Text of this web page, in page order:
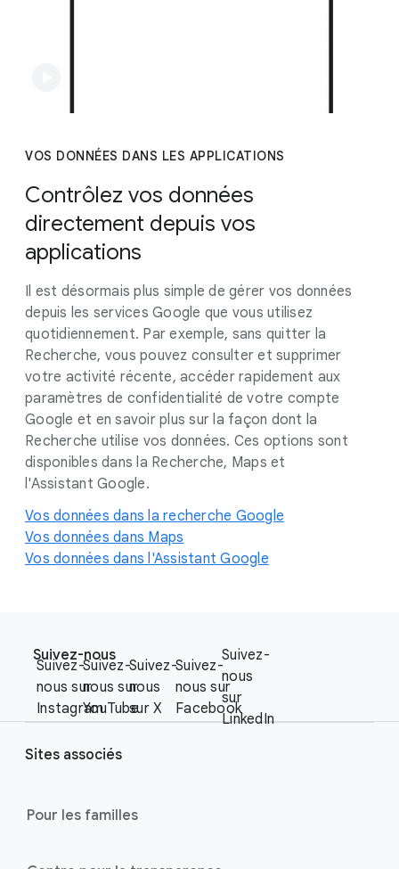
VOS DONNÉES DANS LES APPLICATIONS
Contrôlez vos données
directement depuis vos
applications
Il est désormais plus simple de gérer vos données
depuis les services Google que vous utilisez
quotidiennement. Par exemple, sans quitter la
Recherche, vous pouvez consulter et supprimer
votre activité récente, accéder rapidement aux
paramètres de confidentialité de votre compte
Google et en savoir plus sur la façon dont la
Recherche utilise vos données. Ces options sont
disponibles dans la Recherche, Maps et
l'Assistant Google.
Vos données dans la recherche Google
Vos données dans Maps
Vos données dans l'Assistant Google
e
o
c
l
d
Suivez-nous
Suivez-
nous sur
Instagram
Suivez-
nous sur
YouTube
Suivez-
nous
sur X
Suivez-
nous sur
Facebook
Suivez-
nous
sur
LinkedIn
Sites associés
Pour les familles